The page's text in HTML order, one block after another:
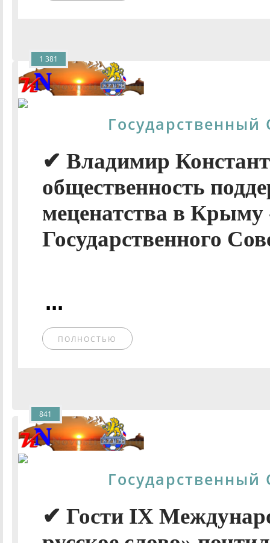
✔ Владимир
общественность
меценатства в Крыму
Государственного
...
ПОЛНОСТЬЮ
1 381
✔ Гости IХ
841